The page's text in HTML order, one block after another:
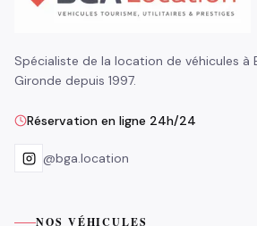
Spécialiste de la location de véhicules à
Gironde depuis 1997.
Réservation en ligne 24h/24
@bga.location
NOS VÉHICULES